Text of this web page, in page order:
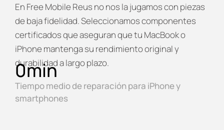
En Free Mobile Reus no nos la jugamos con piezas
de baja fidelidad. Seleccionamos componentes
certificados que aseguran que tu MacBook o
iPhone mantenga su rendimiento original y
durabilidad a largo plazo.
Tiempo medio de reparación para iPhone y
smartphones
0min